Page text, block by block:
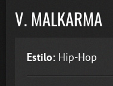
V. MALKARMA
Estilo: Hip-Hop